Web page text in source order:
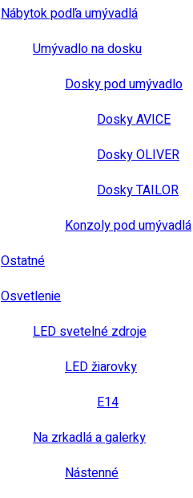
Nábytok podľa umývadlá
Umývadlo na dosku
Dosky pod umývadlo
Dosky AVICE
Dosky OLIVER
Dosky TAILOR
Konzoly pod umývadlá
Ostatné
Osvetlenie
LED svetelné zdroje
LED žiarovky
E14
Na zrkadlá a galerky
Nástenné